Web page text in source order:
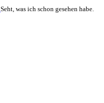
Seht, was ich schon gesehen habe.